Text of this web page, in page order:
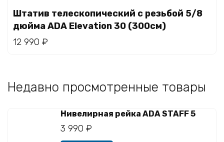
Штатив телескопический с резьбой 5/8
дюйма ADA Elevation 30 (300см)
12 990 ₽
Недавно просмотренные товары
Нивелирная рейка ADA STAFF 5
3 990 ₽